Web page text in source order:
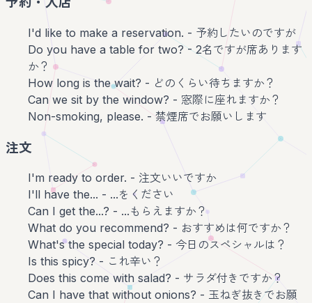
I'd like to make a reservation. - 予約したいのですが
Do you have a table for two? - 2名ですが席あります
か？
How long is the wait? - どのくらい待ちますか？
Can we sit by the window? - 窓際に座れますか？
Non-smoking, please. - 禁煙席でお願いします
注文
I'm ready to order. - 注文いいですか
I'll have the... - ...をください
Can I get the...? - ...もらえますか？
What do you recommend? - おすすめは何ですか？
What's the special today? - 今日のスペシャルは？
Is this spicy? - これ辛い？
Does this come with salad? - サラダ付きですか？
Can I have that without onions? - 玉ねぎ抜きでお願